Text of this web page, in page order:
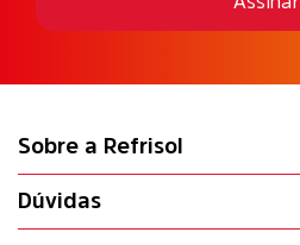
Sobre a Refrisol
Dúvidas